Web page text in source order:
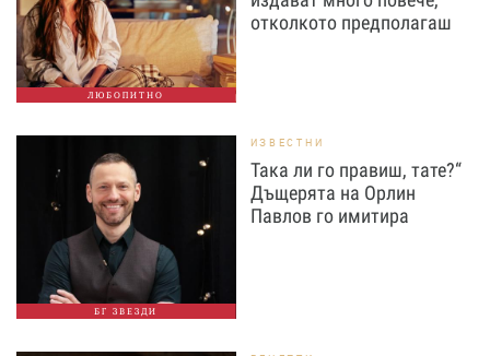
ЛЮБОПИТНО
отколкото предполагаш
БГ ЗВЕЗДИ
ИЗВЕСТНИ
Така ли го правиш, тате?“
Дъщерята на Орлин
Павлов го имитира